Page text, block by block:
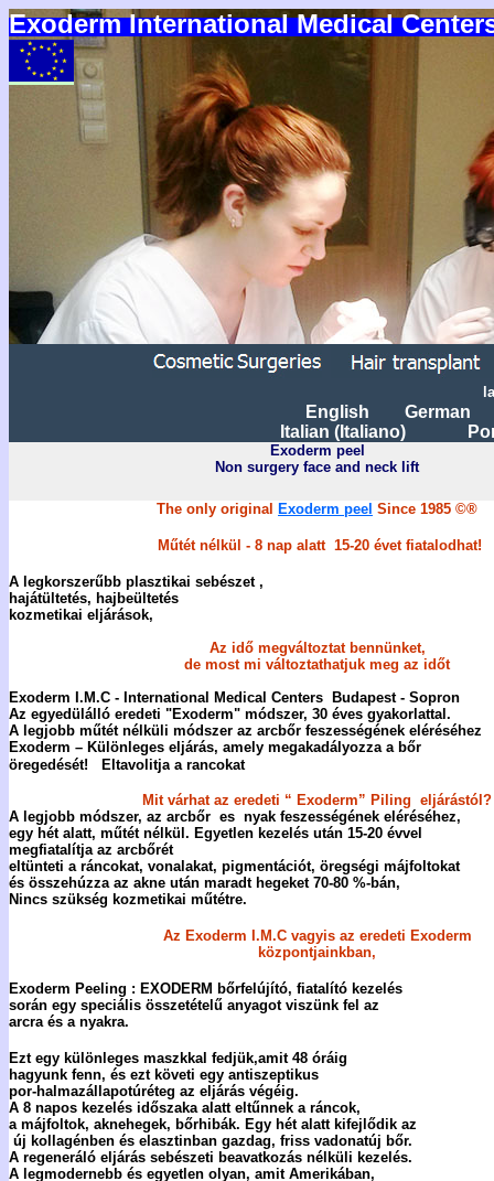
Exoderm International Medical
English
German
Italian (I taliano)
Exoderm peel
Non surgery face and neck lift
The only original Exoderm peel Since 1985 ©®
Műtét nélkül -8 nap alatt 15-20 évet fiatalodhat!
A legkorszerűbb plasztikai sebészet,
hajátültetés, hajbeültetés
kozmetikai eljárások,
Az idő megváltoztat bennünket,
de most mi változtathatjuk meg az időt
Exoderm I.M.C - International Medical Centers Budapest - Sopron
Az egyedülálló eredeti "Exoderm" módszer, 30 éves gyakorlattal.
A legjobb műtét nélküli módszer az arcbőr feszességének eléréséhez
Exoderm – Különleges eljárás, amely megakadályozza a bőr
öregedését!
Eltavolitja a rancokat
Mit várhat az eredeti “ Exoderm” Piling eljárástól?
A legjobb módszer, az arcbőr es nyak feszességének eléréséhez,
egy hét alatt, műtét nélkül. Egyetlen kezelés után 15-20 évvel
megfiatalítja az arcbőrét
eltünteti a ráncokat, vonalakat, pigmentációt, öregségi májfoltokat
és összehúzza az akne után maradt hegeket 70-80 %-bán,
Nincs szükség kozmetikai műtétre.
Az Exoderm I.M.C vagyis az eredeti Exoderm
központjainkban,
Exoderm Peeling : EXODERM bőrfelújító, fiatalító kezelés
során egy speciális összetételű anyagot viszünk fel az
arcra és a nyakra.
Ezt egy különleges maszkkal fedjük,amit 48 óráig
hagyunk fenn, és ezt követi egy antiszeptikus
por-halmazállapotúréteg az eljárás végéig.
A 8 napos kezelés időszaka alatt eltűnnek a ráncok,
a májfoltok, aknehegek, bőrhibák. Egy hét alatt kifejlődik az
új kollagénben és elasztinban gazdag, friss vadonatúj bőr.
A regeneráló eljárás sebészeti beavatkozás nélküli kezelés.
A legmodernebb és egyetlen olyan, amit Amerikában,